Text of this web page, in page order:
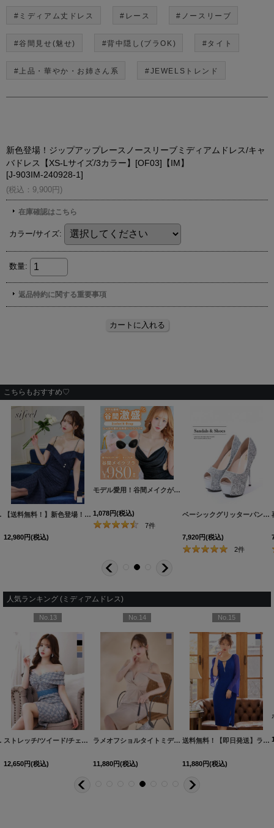
#ミディアム丈ドレス #レース #ノースリーブ
#谷間見せ(魅せ) #背中隠し(ブラOK) #タイト
#上品・華やか・お姉さん系 #JEWELSトレンド
こちらもおすすめ♡
[J-
】[OF03] 【IM】dzw 【送料無料！】新色登場！【sifeel/シフィール】マーメイドワンピースドレス/刺繍レース/ミディアムドレス/キャバドレス/谷間見せ/背中見せ【S-Mサイズ/2カラー】[OF03] 【YN】dzw
12,980円(税込)
モデル愛用！谷間メイクが実現する激盛りぷるぷる肉厚シリコンブラ[OF08-U]
1,078円(税込)
7件
ベーシックグリッターパンプス/14cmヒール【2カラー/7サイズ】[OF02]
7,920円(税込)
2件
人気ランキング (ミディアムドレス)
260515-2]
[6025YNdzjgFV-260724-1 ]
[3395SBdzwFV-260530-1]
[ 5753YNdzyFV-260626-1]
[J90064H-260523-5]
品/9月上旬発送予定】
No.13
ストレッチ/ツイード/チェック/オフショルダー/ひざ丈/タイト/ワンピース/ミディアムドレス/キャバドレス【S-Lサイズ/4カラー】[HC02]
12,650円(税込)
No.14
ラメオフショルタイトミディアムドレス/キャバドレス【S-Mサイズ/2カラー】[OF03] 【YN】dzwFV
11,880円(税込)
No.15
送料無料！【即日発送】ラメビジューシアースリーブミディアムドレス/キャバドレス【S-Lサイズ/2カラー】[OF01] 【SB】dzwsFV
11,880円(税込)